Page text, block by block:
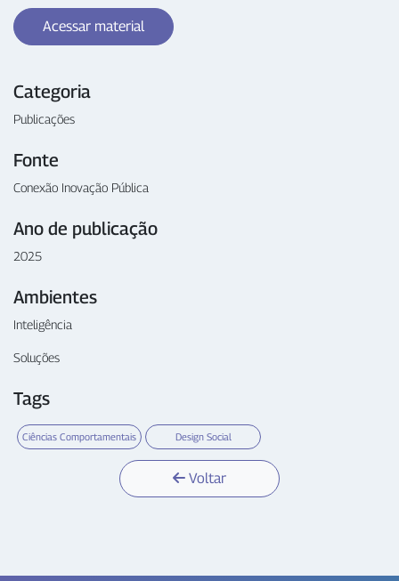
Categoria
Publicações
Fonte
Conexão Inovação Pública
Ano de publicação
2025
Ambientes
Inteligência
Soluções
Tags
Ciências Comportamentais Design Social
Voltar
Acessar material